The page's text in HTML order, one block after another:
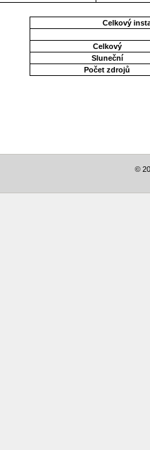
Celkový
Celkový
Sluneční
Počet zdrojů
©